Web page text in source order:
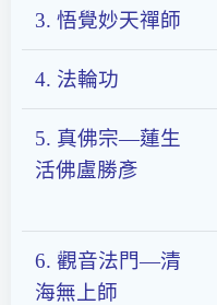
3. 悟覺妙天禪師
4. 法輪功
5. 真佛宗—蓮生
活佛盧勝彥
6. 觀音法門—清
海無上師